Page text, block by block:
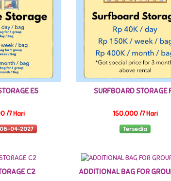
E5
/7 Hari
08-04-2027
SURFBOARD STORAGE
150,000 /7 Hari
Tersedia
C2 ADDITIONAL BAG FOR